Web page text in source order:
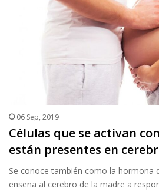
06 Sep, 2019
Células que se activan
están presentes en
Se conoce también como la hormona
enseña al cerebro de la madre a